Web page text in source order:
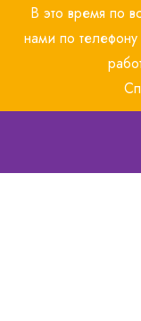
В это время по
нами по